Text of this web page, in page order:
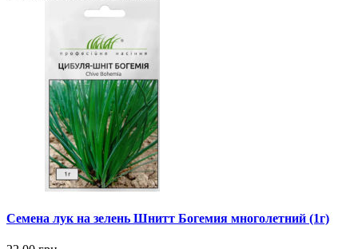
Семена лук на зелень Шнитт Богемия многолетний (1г)